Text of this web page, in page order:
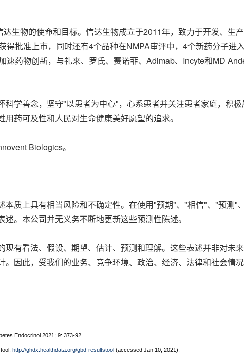
生物的使命和目标。信达生物成立于2011年，致力于开发、生
批准上市，同时还有4个品种在NMPA审评中，4个新药分子进
药物创新，与礼来、罗氏、赛诺菲、Adimab、Incyte和MD
学善念，坚守"以患者为中心"，心系患者并关注患者家庭，积
药可及性和人民对生命健康美好愿望的追求。
Biologics。
质上具有相当风险和不确定性。在使用"预期"、"相信"、"预测"
。本公司并无义务不断地更新这些预测性陈述。
有看法、假设、期望、估计、预测和理解。这些表述并非对未
因此，受我们的业务、竞争环境、政治、经济、法律和社会情
Endocrinol 2021; 9: 373-92.
http://ghdx.healthdata.org/gbd-resultstool(accessed Jan 10, 2021).